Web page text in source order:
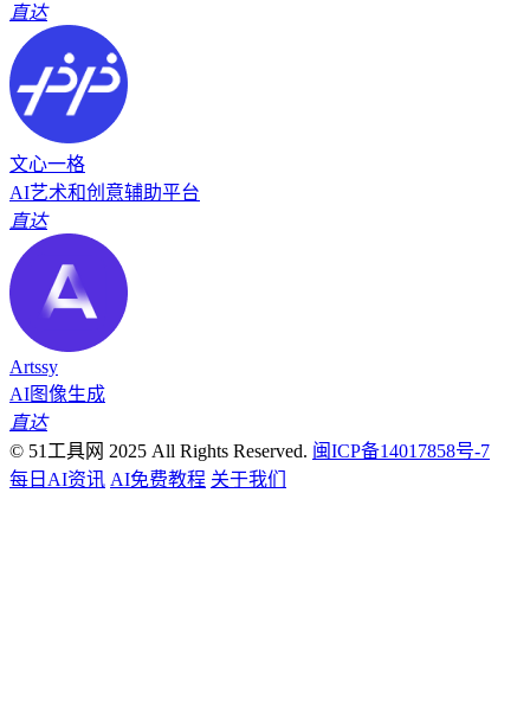
直达
文心一格
AI艺术和创意辅助平台
直达
Artssy
AI图像生成
直达
© 51工具网 2025 All Rights Reserved. 闽ICP备14017858号-7
每日AI资讯 AI免费教程 关于我们